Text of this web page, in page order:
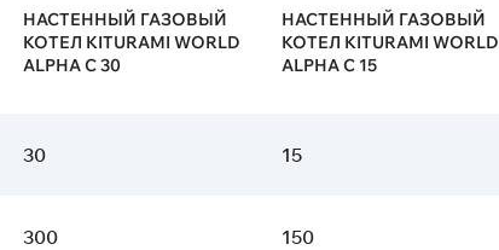
НАСТЕННЫЙ ГАЗОВЫЙ
КОТЕЛ KITURAMI WORLD
ALPHA С 30
НАСТЕННЫЙ ГАЗОВЫЙ
КОТЕЛ KITURAMI WORLD
ALPHA С 15
30 15
300 150